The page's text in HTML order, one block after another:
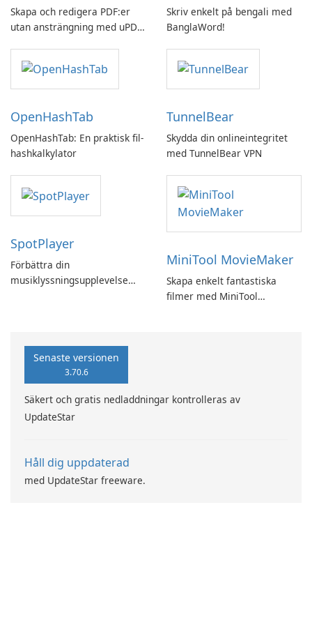
Skapa och redigera PDF:er
utan ansträngning med uPDF
Skriv enkelt på bengali med
BanglaWord!
OpenHashTab
OpenHashTab: En praktisk fil-
hashkalkylator
TunnelBear
Skydda din onlineintegritet
med TunnelBear VPN
SpotPlayer
Förbättra din
musiklyssningsupplevelse
MiniTool MovieMaker
Skapa enkelt fantastiska
filmer med MiniTool
Senaste versionen
3.70.6
Säkert och gratis nedladdningar kontrolleras av
UpdateStar
Håll dig uppdaterad
med UpdateStar freeware.